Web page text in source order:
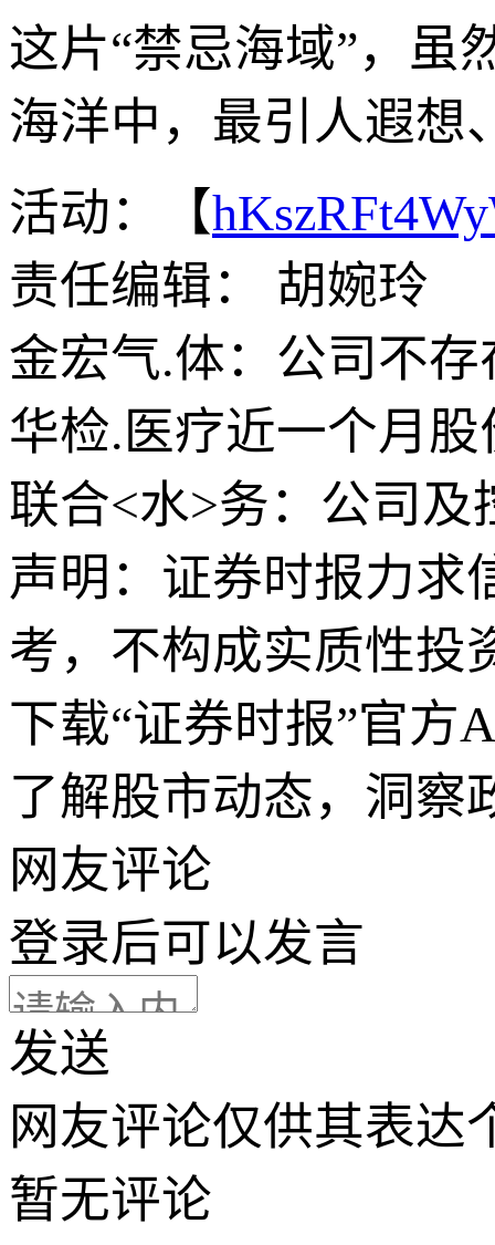
这片“禁忌海域”，虽
海洋中，最引人遐想
活动：【
责任编辑： 胡婉玲
金宏气.体：公司不
华检.医疗近一个月
联合<水>务：公司
声明：证券时报力求
考，不构成实质性投
下载“证券时报”官方
了解股市动态，洞察
网友评论
登录后可以发言
发送
网友评论仅供其表达
暂无评论